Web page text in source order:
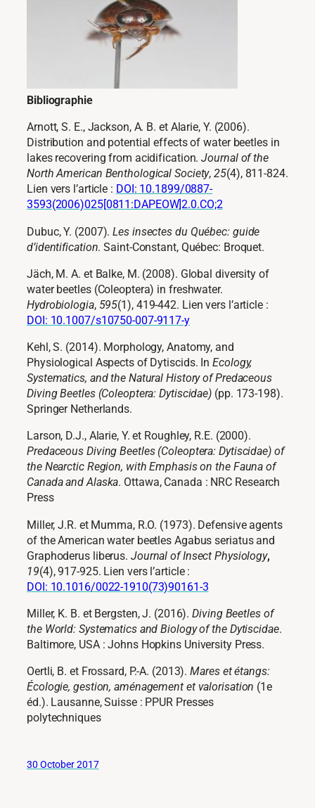
Bibliographie
Arnott, S. E., Jackson, A. B. et Alarie, Y. (2006).
Distribution and potential effects of water beetles in
lakes recovering from acidification.Journal of the
North American Benthological Society,25(4), 811-824.
Lien vers l’article : DOI: 10.1899/0887-
3593(2006)025[0811:DAPEOW]2.0.CO;2
Dubuc, Y. (2007).Les insectes du Québec: guide
d’identification. Saint-Constant, Québec: Broquet.
Jäch, M. A. et Balke, M. (2008). Global diversity of
water beetles (Coleoptera) in freshwater.
Hydrobiologia, 595(1), 419-442. Lien vers l’article :
DOI: 10.1007/s10750-007-9117-y
Kehl, S. (2014). Morphology, Anatomy, and
Physiological Aspects of Dytiscids. InEcology,
Systematics, and the Natural History of Predaceous
Diving Beetles (Coleoptera: Dytiscidae) (pp. 173-198).
Springer Netherlands.
Larson, D.J., Alarie, Y. et Roughley, R.E. (2000).
Predaceous Diving Beetles (Coleoptera: Dytiscidae) of
the Nearctic Region, with Emphasis on the Fauna of
Canada and Alaska. Ottawa, Canada : NRC Research
Press
Miller, J.R. et Mumma, R.O. (1973). Defensive agents
of the American water beetles Agabus seriatus and
Graphoderus liberus. Journal of Insect Physiology,
19(4), 917-925. Lien vers l’article :
DOI: 10.1016/0022-1910(73)90161-3
Miller, K. B. et Bergsten, J. (2016).Diving Beetles of
the World: Systematics and Biology of the Dytiscidae.
Baltimore, USA : Johns Hopkins University Press.
Oertli, B. et Frossard, P.-A. (2013).Mares et étangs:
Écologie, gestion, aménagement et valorisation (1e
éd.). Lausanne, Suisse : PPUR Presses
polytechniques
30 October 2017